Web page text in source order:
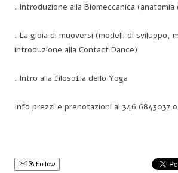
. Introduzione alla Biomeccanica
. La gioia di muoversi (modelli di sviluppo,
introduzione alla Contact Dance)
. Intro alla filosofia dello Yoga
Info prezzi e prenotazioni al 346 6843037
Follow